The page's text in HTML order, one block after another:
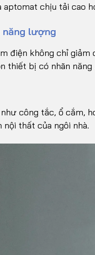
aptomat chịu tải cao
năng lượng
điện không chỉ giảm
thiết bị có nhãn
công tắc, ổ cắm,
thất của ngôi nhà.